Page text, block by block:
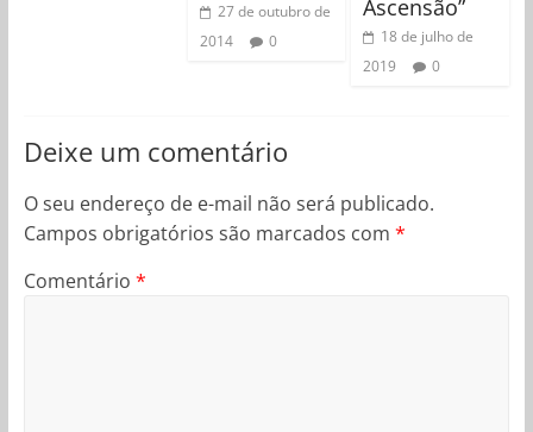
27 de outubro de
2014
0
Ascensão”
18 de julho de
2019
0
Deixe um comentário
O seu endereço de e-mail não será publicado.
Campos obrigatórios são marcados com *
Comentário *